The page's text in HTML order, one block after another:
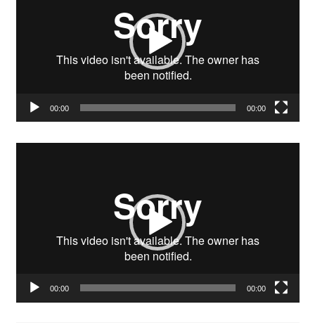
00:00 00:00
00:00 00:00